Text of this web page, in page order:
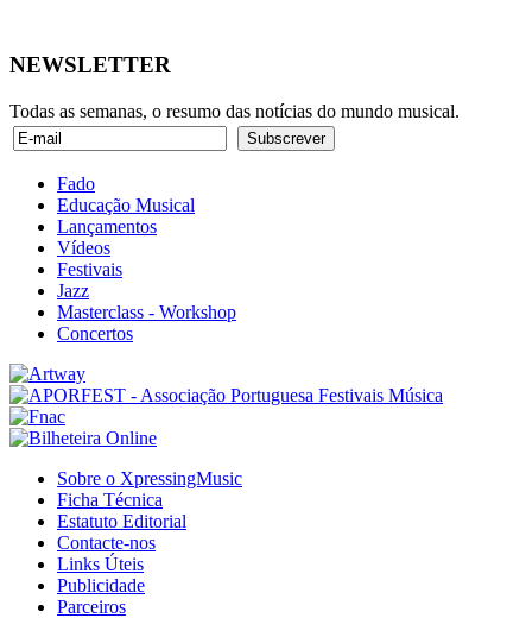
NEWSLETTER
Todas as semanas, o resumo das notícias do mundo musical.
Fado
Educação Musical
Lançamentos
Vídeos
Festivais
Jazz
Masterclass - Workshop
Concertos
Sobre o XpressingMusic
Ficha Técnica
Estatuto Editorial
Contacte-nos
Links Úteis
Publicidade
Parceiros